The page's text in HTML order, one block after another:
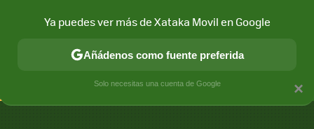
CONECTIVIDAD MÓVIL Y SOCIEDAD APLICACIONES
×
Ya puedes ver más de Xataka Movil en Google
Añádenos como fuente preferida
Solo necesitas una cuenta de Google